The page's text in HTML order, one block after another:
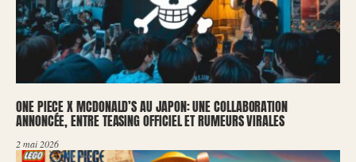
ONE PIECE X MCDONALD’S AU JAPON: UNE COLLABORATION
ANNONCÉE, ENTRE TEASING OFFICIEL ET RUMEURS VIRALES
2 mai 2026